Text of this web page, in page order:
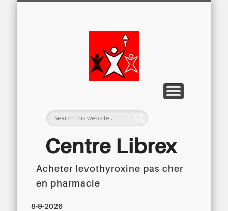
Centre Librex
Centre régional du Libre Examen
Acheter levothyroxine pas cher
en pharmacie
8-9-2026